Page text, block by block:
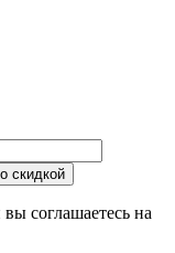
скидкой
соглашаетесь на